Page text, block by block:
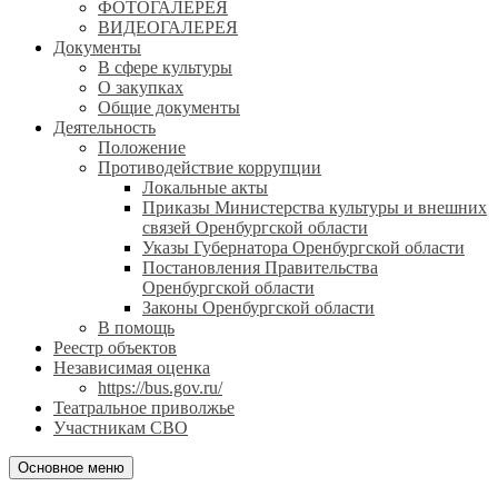
ФОТОГАЛЕРЕЯ
ВИДЕОГАЛЕРЕЯ
Документы
В сфере культуры
О закупках
Общие документы
Деятельность
Положение
Противодействие коррупции
Локальные акты
Приказы Министерства культуры и внешних
связей Оренбургской области
Указы Губернатора Оренбургской области
Постановления Правительства
Оренбургской области
Законы Оренбургской области
В помощь
Реестр объектов
Независимая оценка
https://bus.gov.ru/
Театральное приволжье
Участникам СВО
Основное меню